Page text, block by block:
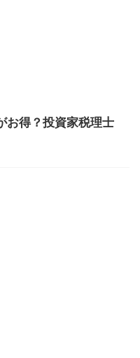
お得？投資家税理士